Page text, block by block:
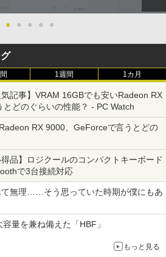
楽天1位常連・超800冠獲得】黒/白 モ
/180Hz/165Hz/100Hz ゲーミングモ
ー 1ms応答 pcモニター パソコン モ
ー 非光沢 スピーカー内蔵 HDR/Free
VESA cocopar HG-238
[ワイド液晶ディスプレイ 21.5
/1920×1080/3辺フレームレス]
12,280
最大31.5%還元！】Minifire モニター
インチ IPS 内蔵スピーカーディスプレ
100Hz FHD 1080P VGA ブルーライト
いかわ なんか小さくてかわいいやつ
8） 【電子書籍】[ ナガノ ]
千円以上送料無料】タッチペンで音が
る!はじめてずかん1000 英語つき／
館辞典編集部
特典】GIANNA HOMMES ISSUE05 co
● ● ● ● ●
1週間 1カ月
気記事】VRAM 16GBでも安いRadeon RX
どのぐらいの性能？ - PC Watch
RX 9000、GeForceで言うとどの
得品】ロジクールのコンパクトキーボード
で3台接続対応
て無理……そう思っていた時期が僕にもあ
量を兼ね備えた「HBF」
もっと見る